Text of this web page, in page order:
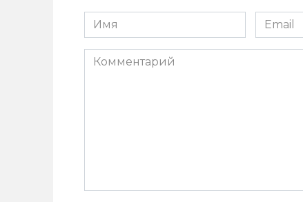
Имя
*
Email
*
Комментарий